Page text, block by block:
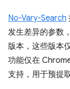
No-Vary-Search
发生差异的参数
版本，这些版本
功能仅在
支持，用于预提